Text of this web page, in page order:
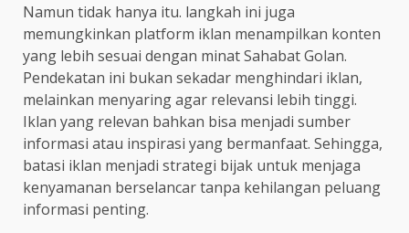
Namun tidak hanya itu. langkah ini juga
memungkinkan platform iklan menampilkan konten
yang lebih sesuai dengan minat Sahabat Golan.
Pendekatan ini bukan sekadar menghindari iklan,
melainkan menyaring agar relevansi lebih tinggi.
Iklan yang relevan bahkan bisa menjadi sumber
informasi atau inspirasi yang bermanfaat. Sehingga,
batasi iklan menjadi strategi bijak untuk menjaga
kenyamanan berselancar tanpa kehilangan peluang
informasi penting.